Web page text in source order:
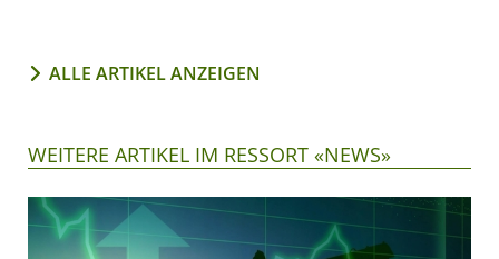
ALLE ARTIKEL ANZEIGEN
WEITERE ARTIKEL IM RESSORT «NEWS»